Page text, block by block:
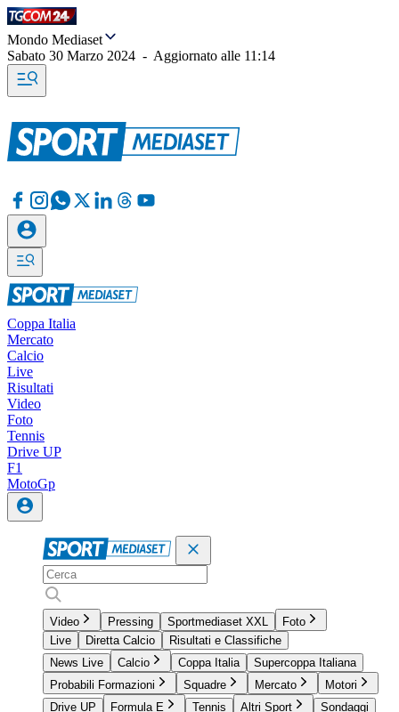
Mondo Mediaset
Sabato 30 Marzo 2024 - Aggiornato alle 11:14
Coppa Italia
Mercato
Calcio
Live
Risultati
Video
Foto
Tennis
Drive UP
F1
MotoGp
Video Pressing Sportmediaset XXL
Foto
Live
Diretta Calcio
Risultati e Classifiche
News Live
Calcio Coppa Italia
Supercoppa Italiana
Probabili Formazioni
Squadre Mercato
Motori
Drive UP
Formula E Tennis Altri Sport
Sondaggi